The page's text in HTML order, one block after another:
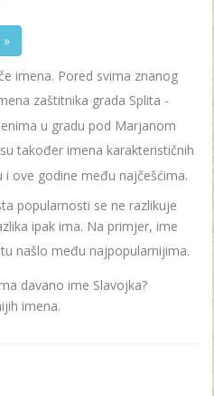
imena. Pored svima znanog
zaštitnika grada Splita -
u gradu pod Marjanom
su također imena karakterističnih
ove godine među najčešćima.
popularnosti se ne razlikuje
ipak ima. Na primjer, ime
našlo među najpopularnijima.
davano ime Slavojka?
imena.